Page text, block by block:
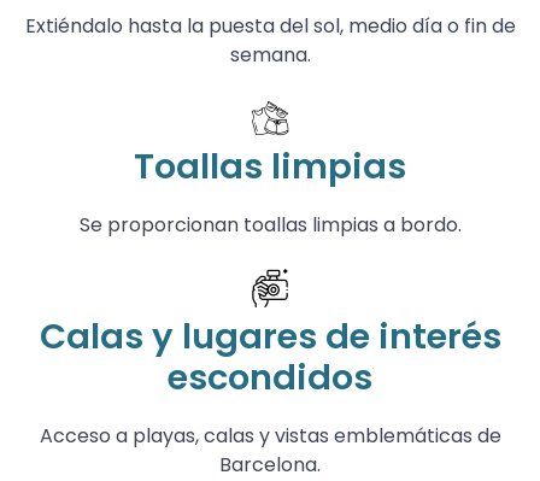
Extiéndalo hasta la puesta del sol, medio día o fin de
semana.
Toallas limpias
Se proporcionan toallas limpias a bordo.
Calas y lugares de interés
escondidos
Acceso a playas, calas y vistas emblemáticas de
Barcelona.